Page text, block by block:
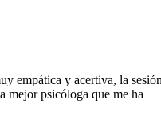
empática y acertiva, la
mejor psicóloga que me ha